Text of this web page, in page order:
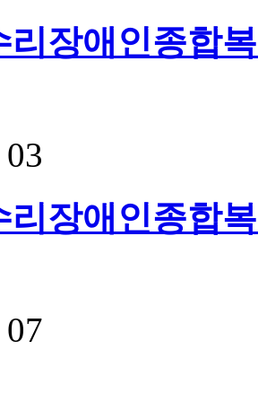
리장애인종합
03
리장애인종합
07